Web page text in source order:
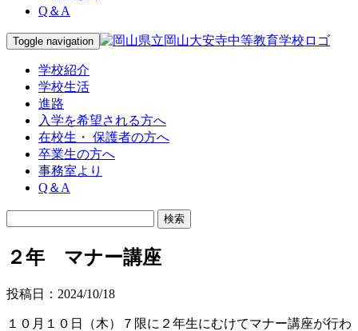
Q＆A
Toggle navigation
学校紹介
学校生活
進路
入学を希望される方へ
在校生・ 保護者の方へ
卒業生の方へ
事務室より
Q＆A
２年 マナー講座
投稿日：2024/10/18
１０月１０日（木）７限に２年生にむけてマナー講座が行わ